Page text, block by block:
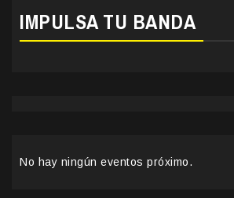
IMPULSA TU BANDA
No hay ningún eventos próximo.